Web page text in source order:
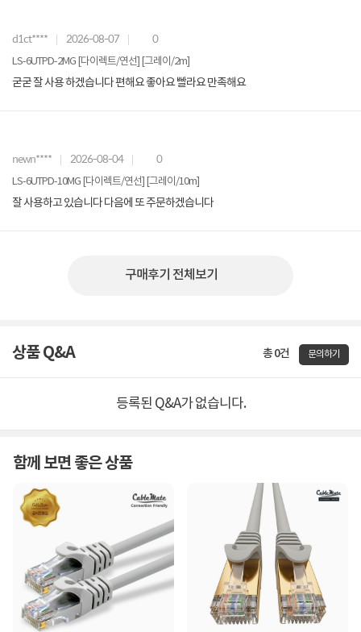
d1ct**** 2026-08-07 0
LS-6UTPD-2MG [다이렉트/연선] [그레이/2m]
굳굳 잘 사용 하겠습니다 편해요 좋아요 빨라요 만족해요
newn**** 2026-08-04 0
LS-6UTPD-10MG [다이렉트/연선] [그레이/10m]
잘 사용하고 있습니다 다음에 또 주문하겠습니다
구매후기 전체보기
상품 Q&A 총 0건 문의하기
등록된 Q&A가 없습니다.
함께 보면 좋은 상품